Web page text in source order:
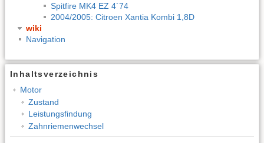
Spitfire MK4 EZ 4´74
2004/2005: Citroen Xantia Kombi 1,8D
wiki
Navigation
Inhaltsverzeichnis
Motor
Zustand
Leistungsfindung
Zahnriemenwechsel